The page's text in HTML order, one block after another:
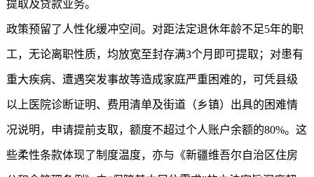
提取及贷款业务。
政策预留了人性化缓冲空间。对距法定退休年龄不足5年的职
工，无论离职性质，均放宽至封存满3个月即可提取；对患有
重大疾病、遭遇突发事故等造成家庭严重困难的，可凭县级
以上医院诊断证明、费用清单及街道（乡镇）出具的困难情
况说明，申请提前支取，额度不超过个人账户余额的80%。这
些柔性条款体现了制度温度，亦与《新疆维吾尔自治区住房